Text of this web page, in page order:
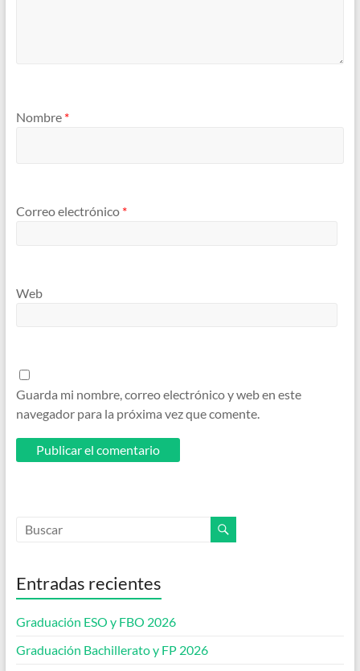
Nombre *
Correo electrónico *
Web
Guarda mi nombre, correo electrónico y web en este
navegador para la próxima vez que comente.
Entradas recientes
Graduación ESO y FBO 2026
Graduación Bachillerato y FP 2026